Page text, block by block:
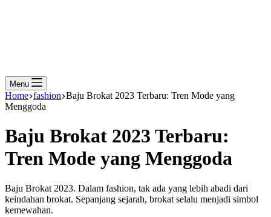
Menu
Home fashion Baju Brokat 2023 Terbaru: Tren Mode yang
Menggoda
Baju Brokat 2023 Terbaru:
Tren Mode yang Menggoda
Baju Brokat 2023. Dalam fashion, tak ada yang lebih abadi dari
keindahan brokat. Sepanjang sejarah, brokat selalu menjadi simbol
kemewahan.